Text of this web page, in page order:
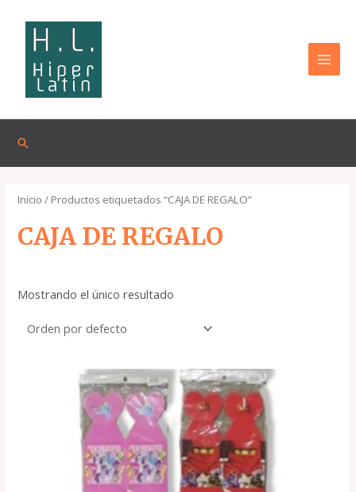
contenido
Buscar
Inicio / Productos etiquetados “CAJA DE REGALO”
CAJA DE REGALO
Mostrando el único resultado